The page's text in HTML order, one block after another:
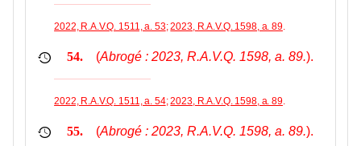
2022, R.A.V.Q. 1511, a. 53;2023, R.A.V.Q. 1598, a. 89.
54. (Abrogé : 2023, R.A.V.Q. 1598, a. 89.).
2022, R.A.V.Q. 1511, a. 54;2023, R.A.V.Q. 1598, a. 89.
55. (Abrogé : 2023, R.A.V.Q. 1598, a. 89.).